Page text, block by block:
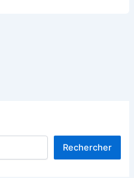
Rechercher